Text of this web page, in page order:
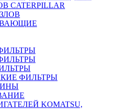
CATERPILLAR
ФИЛЬТРЫ
KOMATSU,